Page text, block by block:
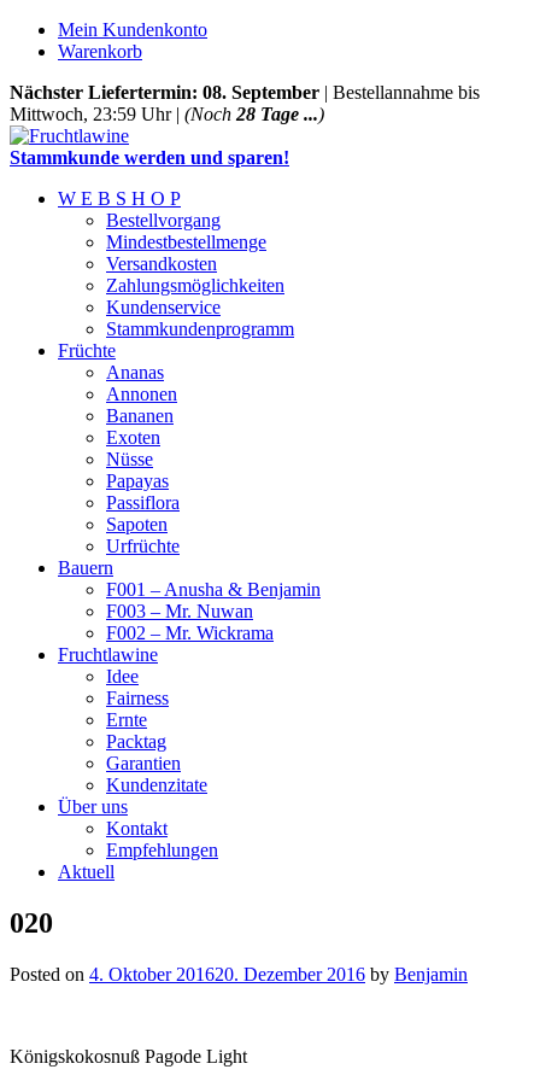
Mein Kundenkonto
Warenkorb
Nächster Liefertermin: 08. September | Bestellannahme bis
Mittwoch, 23:59 Uhr | (Noch 28 Tage ...)
Stammkunde werden und sparen!
W E B S H O P
Bestellvorgang
Mindestbestellmenge
Versandkosten
Zahlungsmöglichkeiten
Kundenservice
Stammkundenprogramm
Früchte
Ananas
Annonen
Bananen
Exoten
Nüsse
Papayas
Passiflora
Sapoten
Urfrüchte
Bauern
F001 – Anusha & Benjamin
F003 – Mr. Nuwan
F002 – Mr. Wickrama
Fruchtlawine
Idee
Fairness
Ernte
Packtag
Garantien
Kundenzitate
Über uns
Kontakt
Empfehlungen
Aktuell
020
Posted on 4. Oktober 201620. Dezember 2016 by Benjamin
Königskokosnuß Pagode Light